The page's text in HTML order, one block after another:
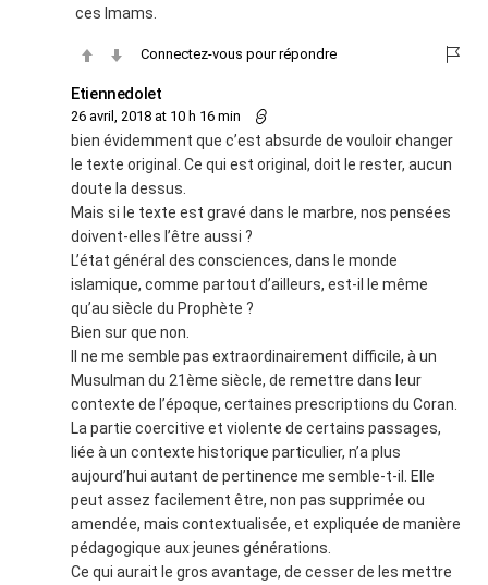
ces Imams.
Connectez-vous pour répondre
Etiennedolet
26 avril, 2018 at 10 h 16 min
bien évidemment que c’est absurde de vouloir changer
le texte original. Ce qui est original, doit le rester, aucun
doute la dessus.
Mais si le texte est gravé dans le marbre, nos pensées
doivent-elles l’être aussi ?
L’état général des consciences, dans le monde
islamique, comme partout d’ailleurs, est-il le même
qu’au siècle du Prophète ?
Bien sur que non.
Il ne me semble pas extraordinairement difficile, à un
Musulman du 21ème siècle, de remettre dans leur
contexte de l’époque, certaines prescriptions du Coran.
La partie coercitive et violente de certains passages,
liée à un contexte historique particulier, n’a plus
aujourd’hui autant de pertinence me semble-t-il. Elle
peut assez facilement être, non pas supprimée ou
amendée, mais contextualisée, et expliquée de manière
pédagogique aux jeunes générations.
Ce qui aurait le gros avantage, de cesser de les mettre